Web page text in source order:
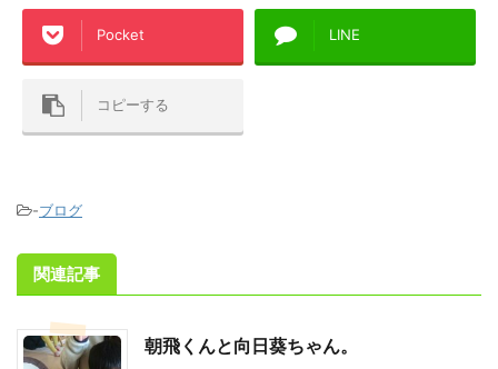
Pocket LINE
コピーする
-ブログ
関連記事
朝飛くんと向日葵ちゃん。